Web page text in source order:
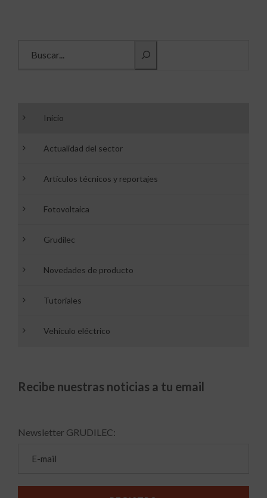
Inicio
Actualidad del sector
Artículos técnicos y reportajes
Fotovoltaica
Grudilec
Novedades de producto
Tutoriales
Vehículo eléctrico
Recibe nuestras noticias a tu email
Newsletter GRUDILEC: